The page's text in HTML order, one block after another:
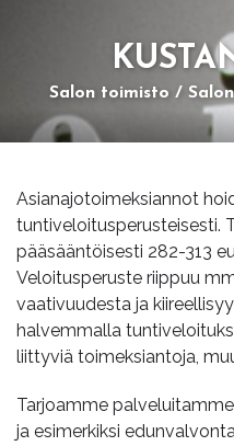
Salon toimisto
Asianajotoimeksiannot
tuntiveloitusperusteisesti.
pääsääntöisesti 282-313
Veloitusperuste riippuu
vaativuudesta ja
halvemmalla
liittyviä toimeksiantoja,
Tarjoamme
ja esimerkiksi